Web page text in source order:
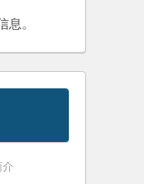
息。
介